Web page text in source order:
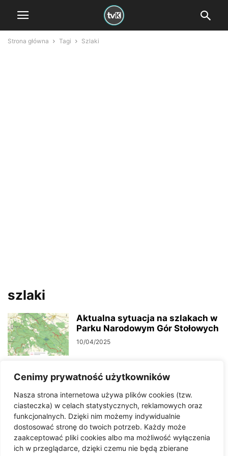
Cenimy prywatność użytkowników
Nasza strona internetowa używa plików cookies (tzw.
ciasteczka) w celach statystycznych, reklamowych oraz
funkcjonalnych. Dzięki nim możemy indywidualnie
dostosować stronę do twoich potrzeb. Każdy może
zaakceptować pliki cookies albo ma możliwość wyłączenia
ich w przeglądarce, dzięki czemu nie będą zbierane
Strona główna Tagi Szlaki
szlaki
Aktualna sytuacja na szlakach w
Parku Narodowym Gór Stołowych
10/04/2025
Do 13 września zamknięty jest
04/09/2024
Komunikat Parku Narodowego
Gór Stołowych. Sprawdź, które